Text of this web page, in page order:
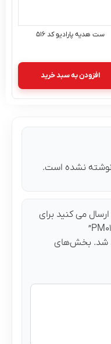
کد ۵۱۶
به سبد خرید
است.
کنید برای